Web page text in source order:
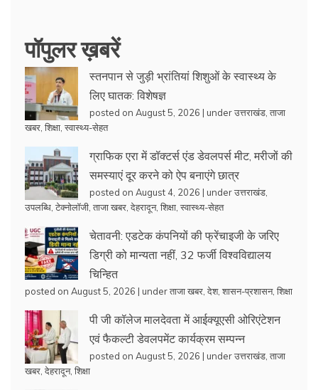
पॉपुलर ख़बरें
स्तनपान से जुड़ी भ्रांतियां शिशुओं के स्वास्थ्य के
लिए घातक: विशेषज्ञ
posted on August 5, 2026 | underउत्तराखंड ताजा
खबर शिक्षा स्वास्थ्य-सेहत
ग्राफिक एरा में डॉक्टर्स एंड डेवलपर्स मीट, मरीजों की
समस्याएं दूर करने को ऐप बनाएंगे छात्र
posted on August 4, 2026 | underउत्तराखंड
उपलब्धि टेक्नोलॉजी ताजा खबर देहरादून, शिक्षा स्वास्थ्य-सेहत
चेतावनी: एडटेक कंपनियों की फ्रेंचाइजी के जरिए
डिग्री को मान्यता नहीं, 32 फर्जी विश्वविद्यालय
चिन्हित
posted on August 5, 2026 | underताजा खबर देश, शासन-प्रशासन, शिक्षा
पी जी कॉलेज मालदेवता में आईक्यूएसी ओरिएंटेशन
एवं फैकल्टी डेवलपमेंट कार्यक्रम सम्पन्न
posted on August 5, 2026 | underउत्तराखंड ताजा
खबर देहरादून, शिक्षा